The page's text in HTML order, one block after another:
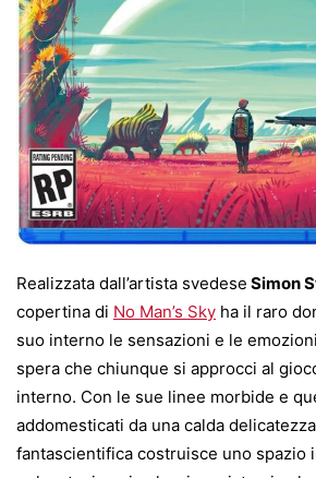
Realizzata dall’artista svedese Simon
copertina di No Man’s Sky ha il raro
suo interno le sensazioni e le
spera che chiunque si approcci al
interno. Con le sue linee morbide e
addomesticati da una calda
fantascientifica costruisce uno spazio